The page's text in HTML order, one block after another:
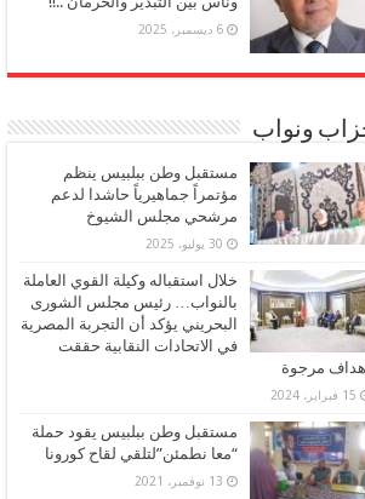
6 ديسمبر، 2025
ونواب
مستقبل وطن ببلبيس ينظم
مؤتمراً جماهيرياً حاشدا لدعم
مرشحي مجلس الشيوخ
30 يوليو، 2025
خلال استقباله وكيلة القوي العاملة
بالنواب… رئيس مجلس الشورى
البحريني يؤكد أن التجربة المصرية
في الاتحادات النقابية حققت
مرجوة
15 فبراير، 2024
مستقبل وطن ببلبيس يقود حملة
“معا نطمئن”لتلقي لقاح كورونا
13 نوفمبر، 2021